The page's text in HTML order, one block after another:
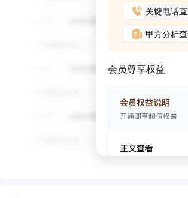
关键电话
甲方分析
会员尊享权益